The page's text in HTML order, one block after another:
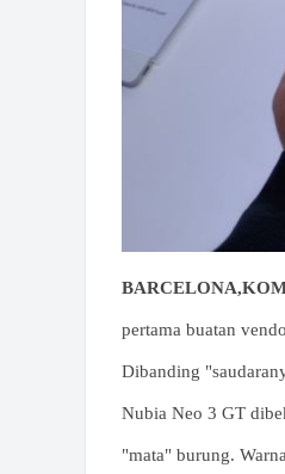
pertama buatan
Dibanding
Nubia Neo 3 GT
"mata" burung.